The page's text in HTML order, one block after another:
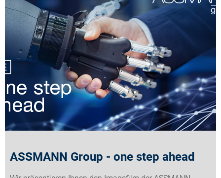
ASSMANN Group - one step ahead